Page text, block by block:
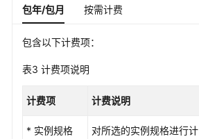
升
级
实
例
理
变
包年/包月 按需计费
包含以下计费项：
表3 计费项说明
计费项 计费说明
* 实例规格
对所选的实例规格进行计